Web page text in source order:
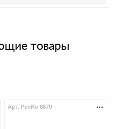
товары
Арт. PenKo-8870